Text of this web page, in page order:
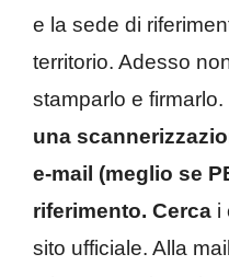
e la sede di
territorio. Adesso
stamparlo e firmarlo.
una
e-mail (meglio se
riferimento. Cerca i
sito ufficiale. Alla